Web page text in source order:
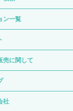
ン一覧
売に関して
社